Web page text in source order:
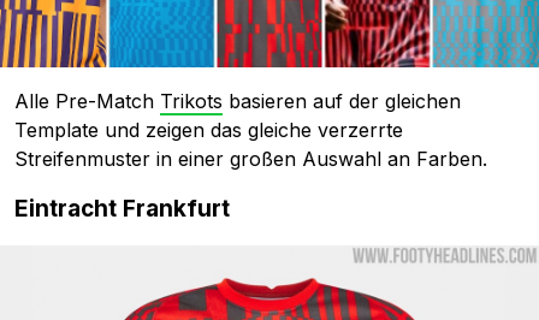
Alle Pre-Match Trikots basieren auf der gleichen
Template und zeigen das gleiche verzerrte
Streifenmuster in einer großen Auswahl an Farben.
Eintracht Frankfurt